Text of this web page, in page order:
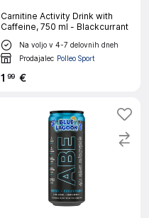
Carnitine Activity Drink with
Caffeine, 750 ml - Blackcurrant
Na voljo v 4-7 delovnih dneh
Prodajalec Polleo Sport
1 99 €